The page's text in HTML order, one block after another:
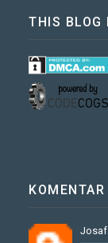
THIS BLOG
Josaf